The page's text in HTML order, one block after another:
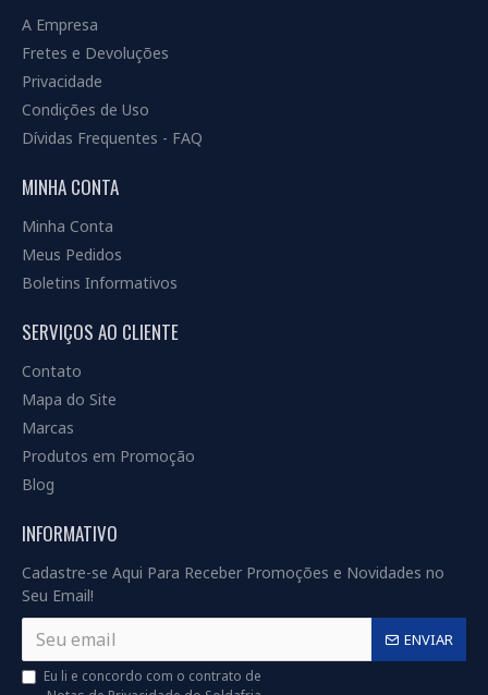
A Empresa
Fretes e Devoluções
Privacidade
Condições de Uso
Dívidas Frequentes - FAQ
MINHA CONTA
Minha Conta
Meus Pedidos
Boletins Informativos
SERVIÇOS AO CLIENTE
Contato
Mapa do Site
Marcas
Produtos em Promoção
Blog
INFORMATIVO
Cadastre-se Aqui Para Receber Promoções e Novidades no
Seu Email!
ENVIAR
Eu li e concordo com o contrato de